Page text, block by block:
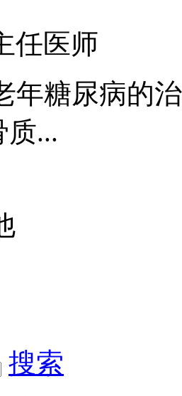
任医师
年糖尿病的
质...
搜索